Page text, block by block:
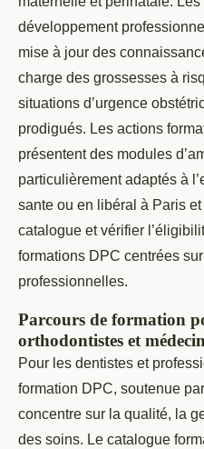
développement
mise à jour des
charge des grossesses à
situations d’urgence
prodigués. Les actions
présentent des modules
particulièrement adaptés à
sante ou en libéral à Paris
catalogue et vérifier
formations DPC centrées
professionnelles.
Parcours de formation
orthodontistes et
Pour les dentistes et
formation DPC, soutenue
concentre sur la qualité, la
des soins. Le catalogue